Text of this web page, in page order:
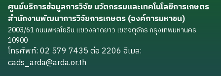
ศูนย์บริการข้อมูลการวิจัย นวัตกรรมและเทคโนโลยีการเกษตร
สำนักงานพัฒนาการวิจัยการเกษตร (องค์การมหาชน)
2003/61 ถนนพหลโยธิน แขวงลาดยาว เขตจตุจักร กรุงเทพมหานคร
10900
โทรศัพท์: 02 579 7435 ต่อ 2206 อีเมล:
cads_arda@arda.or.th